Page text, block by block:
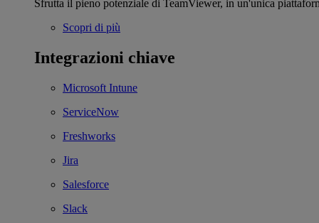
Sfrutta il pieno potenziale di TeamViewer, in un'unica
Scopri di più
Integrazioni chiave
Microsoft Intune
ServiceNow
Freshworks
Jira
Salesforce
Slack